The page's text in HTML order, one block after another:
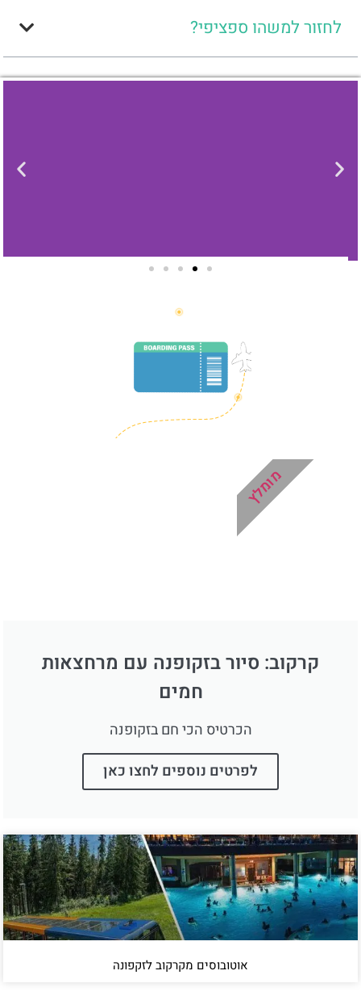
לחזור למשהו ספציפי?
הדרכה מקצועית ואינפורמטיבית
לחצו פה!
קרקוב: סיור בזקופנה עם מרחצאות
חמים
הכרטיס הכי חם בזקופנה
לפרטים נוספים לחצו כאן
מומלץ
אוטובוסים מקרקוב לזקפונה